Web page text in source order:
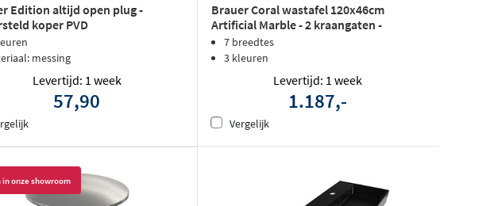
Edition altijd open plug -
koper PVD
messing
Levertijd: 1 week
57,90
Brauer Coral wastafel 120x46cm
Artificial Marble - 2 kraangaten -
Calacatta Gold
7 breedtes
3 kleuren
Levertijd: 1 week
1.187,-
Vergelijk
in onze showroom